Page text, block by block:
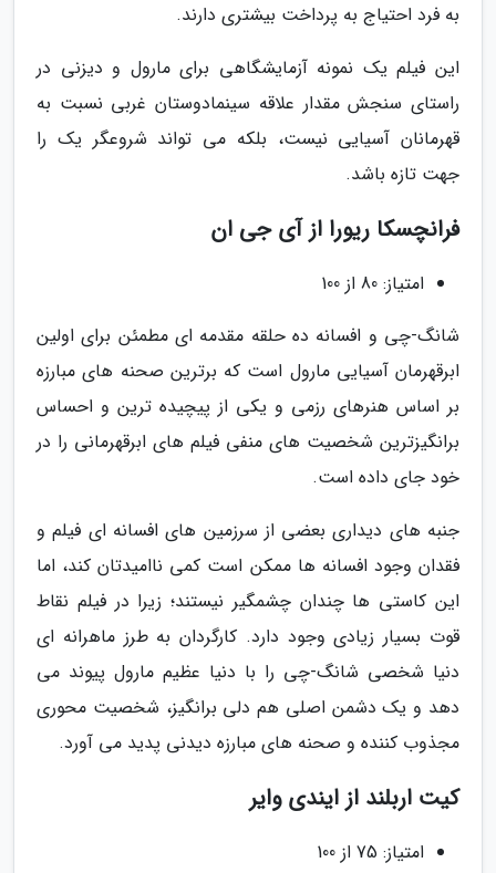
به فرد احتیاج به پرداخت بیشتری دارند.
این فیلم یک نمونه آزمایشگاهی برای مارول و دیزنی در
راستای سنجش مقدار علاقه سینمادوستان غربی نسبت به
قهرمانان آسیایی نیست، بلکه می تواند شروعگر یک را
جهت تازه باشد.
فرانچسکا ریورا از آی جی ان
امتیاز: 80 از 100
شانگ-چی و افسانه ده حلقه مقدمه ای مطمئن برای اولین
ابرقهرمان آسیایی مارول است که برترین صحنه های مبارزه
بر اساس هنرهای رزمی و یکی از پیچیده ترین و احساس
برانگیزترین شخصیت های منفی فیلم های ابرقهرمانی را در
خود جای داده است.
جنبه های دیداری بعضی از سرزمین های افسانه ای فیلم و
فقدان وجود افسانه ها ممکن است کمی ناامیدتان کند، اما
این کاستی ها چندان چشمگیر نیستند؛ زیرا در فیلم نقاط
قوت بسیار زیادی وجود دارد. کارگردان به طرز ماهرانه ای
دنیا شخصی شانگ-چی را با دنیا عظیم مارول پیوند می
دهد و یک دشمن اصلی هم دلی برانگیز، شخصیت محوری
مجذوب کننده و صحنه های مبارزه دیدنی پدید می آورد.
کیت اربلند از ایندی وایر
امتیاز: 75 از 100